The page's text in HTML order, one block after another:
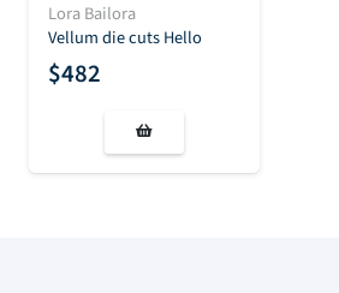
Lora Bailora
Vellum die cuts Hello
$482